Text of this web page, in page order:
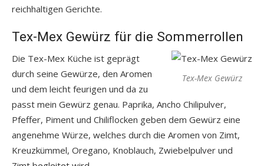
reichhaltigen Gerichte.
Tex-Mex Gewürz für die Sommerrollen
Tex-Mex Gewürz
Die Tex-Mex Küche ist geprägt
durch seine Gewürze, den Aromen
und dem leicht feurigen und da zu
passt mein Gewürz genau. Paprika, Ancho Chilipulver,
Pfeffer, Piment und Chiliflocken geben dem Gewürz eine
angenehme Würze, welches durch die Aromen von Zimt,
Kreuzkümmel, Oregano, Knoblauch, Zwiebelpulver und